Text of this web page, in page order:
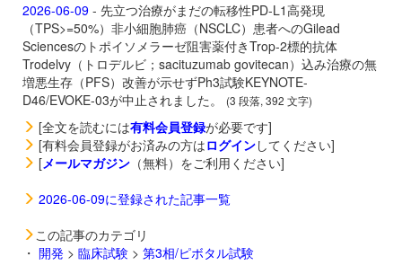
2026-06-09 - 先立つ治療がまだの転移性PD-L1高発現
（TPS>=50%）非小細胞肺癌（NSCLC）患者へのGilead
Sciencesのトポイソメラーゼ阻害薬付きTrop-2標的抗体
Trodelvy（トロデルビ；sacituzumab govitecan）込み治療の無
増悪生存（PFS）改善が示せずPh3試験KEYNOTE-
D46/EVOKE-03が中止されました。
(3 段落, 392 文字)
[全文を読むには有料会員登録が必要です]
[有料会員登録がお済みの方はログインしてください]
[メールマガジン （無料）をご利用ください]
2026-06-09に登録された記事一覧
この記事のカテゴリ
・ 開発 > 臨床試験 > 第3相/ピボタル試験